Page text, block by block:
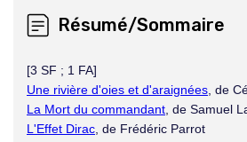
fenêtre
Résumé/Sommaire
[3 SF ; 1 FA]
Une rivière d'oies et d'araignées , de
La Mort du commandant , de Samuel
L'Effet Dirac , de Frédéric Parrot